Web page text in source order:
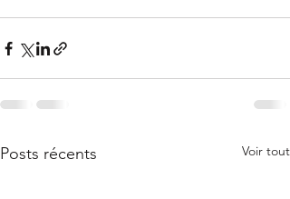
Posts récents Voir tout